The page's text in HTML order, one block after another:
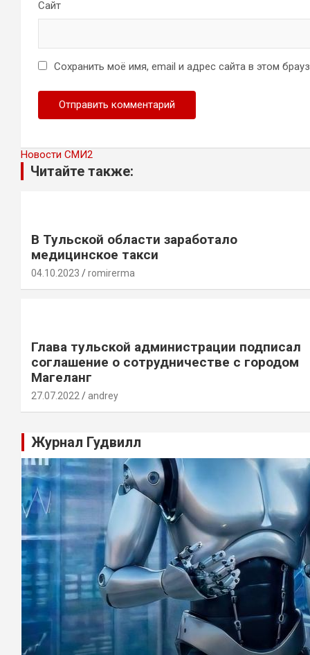
Сайт
Сохранить моё имя, email и адрес сайта в этом
Новости СМИ2
Читайте также:
В Тульской области заработало
медицинское такси
04.10.2023 romirerma
Глава тульской администрации подписал
соглашение о сотрудничестве с городом
Магеланг
27.07.2022 andrey
Журнал Гудвилл